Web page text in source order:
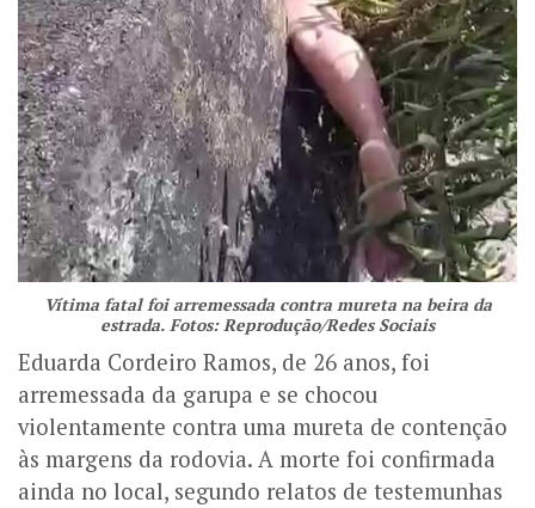
Vítima fatal foi arremessada contra mureta na beira da
estrada. Fotos: Reprodução/Redes Sociais
Eduarda Cordeiro Ramos, de 26 anos, foi
arremessada da garupa e se chocou
violentamente contra uma mureta de contenção
às margens da rodovia. A morte foi confirmada
ainda no local, segundo relatos de testemunhas